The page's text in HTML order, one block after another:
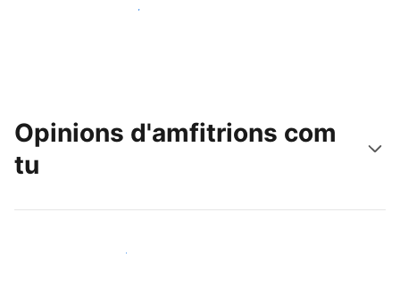
Arriba a nous clients avui mateix
Opinions d'amfitrions com
tu
Uneix-te a amfitrions com tu